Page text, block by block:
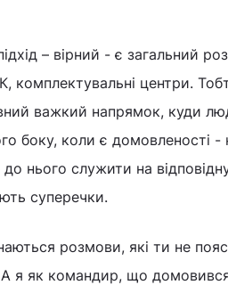
– вірний - є загальний
комплектувальні центри.
важкий напрямок, куди
боку, коли є домовленості
нього служити на
суперечки.
розмови, які ти не
А я як командир, що